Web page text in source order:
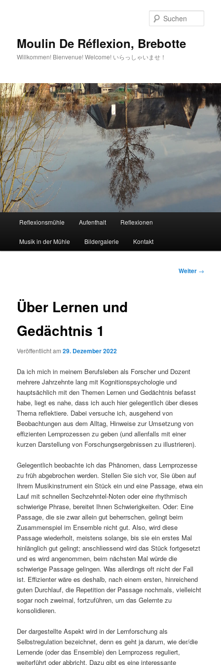
Moulin De Réflexion, Brebotte
Willkommen! Bienvenue! Welcome! いらっしゃいませ！
Reflexionsmühle Aufenthalt Reflexionen
Musik in der Mühle Bildergalerie Kontakt
Beitrags-
Weiter →
Über Lernen und
Gedächtnis 1
Veröffentlicht am29. Dezember 2022
Da ich mich in meinem Berufsleben als Forscher und Dozent
mehrere Jahrzehnte lang mit Kognitionspsychologie und
hauptsächlich mit den Themen Lernen und Gedächtnis befasst
habe, liegt es nahe, dass ich auch hier gelegentlich über dieses
Thema reflektiere. Dabei versuche ich, ausgehend von
Beobachtungen aus dem Alltag, Hinweise zur Umsetzung von
effizienten Lernprozessen zu geben (und allenfalls mit einer
kurzen Darstellung von Forschungsergebnissen zu illustrieren).
Gelegentlich beobachte ich das Phänomen, dass Lernprozesse
zu früh abgebrochen werden. Stellen Sie sich vor, Sie üben auf
Ihrem Musikinstrument ein Stück ein und eine Passage, etwa ein
Lauf mit schnellen Sechzehntel-Noten oder eine rhythmisch
schwierige Phrase, bereitet Ihnen Schwierigkeiten. Oder: Eine
Passage, die sie zwar allein gut beherrschen, gelingt beim
Zusammenspiel im Ensemble nicht gut. Also, wird diese
Passage wiederholt, meistens solange, bis sie ein erstes Mal
hinlänglich gut gelingt; anschliessend wird das Stück fortgesetzt
und es wird angenommen, beim nächsten Mal würde die
schwierige Passage gelingen. Was allerdings oft nicht der Fall
ist. Effizienter wäre es deshalb, nach einem ersten, hinreichend
guten Durchlauf, die Repetition der Passage nochmals, vielleicht
sogar noch zweimal, fortzuführen, um das Gelernte zu
konsolidieren.
Der dargestellte Aspekt wird in der Lernforschung als
Selbstregulation bezeichnet, denn es geht ja darum, wie der/die
Lernende (oder das Ensemble) den Lernprozess reguliert,
weiterführt oder abbricht. Dazu gibt es eine interessante